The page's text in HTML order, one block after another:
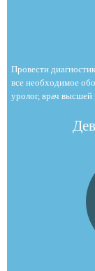
Провести
все необходимое
уролог, врач высшей